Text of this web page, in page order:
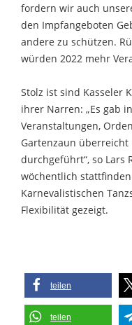
fordern wir auch
den Impfangeboten
andere zu schützen.
würden 2022 mehr
Stolz ist sind Kasseler
ihrer Narren: „Es gab
Veranstaltungen,
Gartenzaun
durchgeführt“, so Lars
wöchentlich
Karnevalistischen
Flexibilität gezeigt.
teilen
teilen